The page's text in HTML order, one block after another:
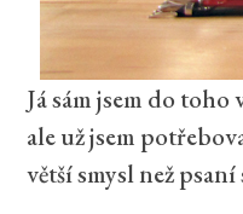
Já sám jsem do
ale už jsem
větší smysl než